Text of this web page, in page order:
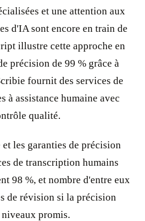
et une attention aux
d'IA sont encore en train de
illustre cette approche en
précision de 99 % grâce à
fournit des services de
à assistance humaine avec
qualité.
les garanties de précision
de transcription humains
98 %, et nombre d'entre eux
de révision si la précision
niveaux promis.